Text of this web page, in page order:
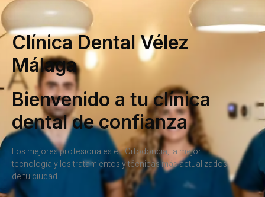
Clínica Dental Vélez
Málaga
Bienvenido a tu clínica
dental de confianza
Los mejores profesionales en Ortodoncia, la mejor
tecnología y los tratamientos y técnicas más actualizados
de tu ciudad.